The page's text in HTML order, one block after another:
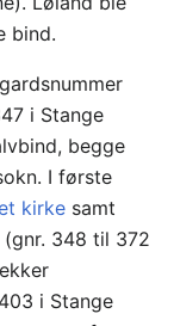
bind.
i Stange
begge
I første
kirke samt
(gnr. 348 til 372
i Stange